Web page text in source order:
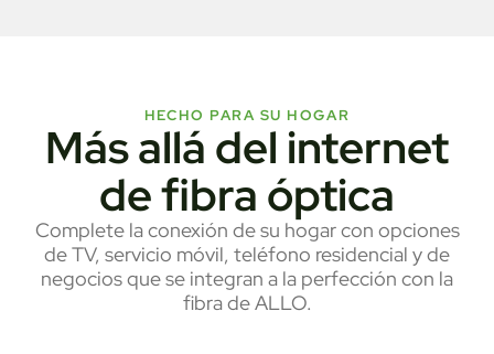
HECHO PARA SU HOGAR
Más allá del internet
de fibra óptica
Complete la conexión de su hogar con opciones
de TV, servicio móvil, teléfono residencial y de
negocios que se integran a la perfección con la
fibra de ALLO.